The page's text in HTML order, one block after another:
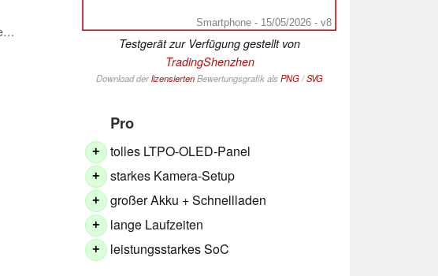
Smartphone - 15/05/2026 - v8
Testgerät zur Verfügung gestellt von
TradingShenzhen
Download derlizensiertenBewertungsgrafik als PNG/SVG
Pro
+ tolles LTPO-OLED-Panel
+ starkes Kamera-Setup
+ großer Akku + Schnellladen
+ lange Laufzeiten
+ leistungsstarkes SoC
vivo X300 Ultra, ZEISS Triple Prime-Objektive, multifokale High-Spec-Videoaufnahme in 4K mit 120 FPS, 16+1.024 GB Speicher, 2K ZEISS Master Color Display, 6.600 mAh Akku, Snapdragon 8 Elite Gen 5